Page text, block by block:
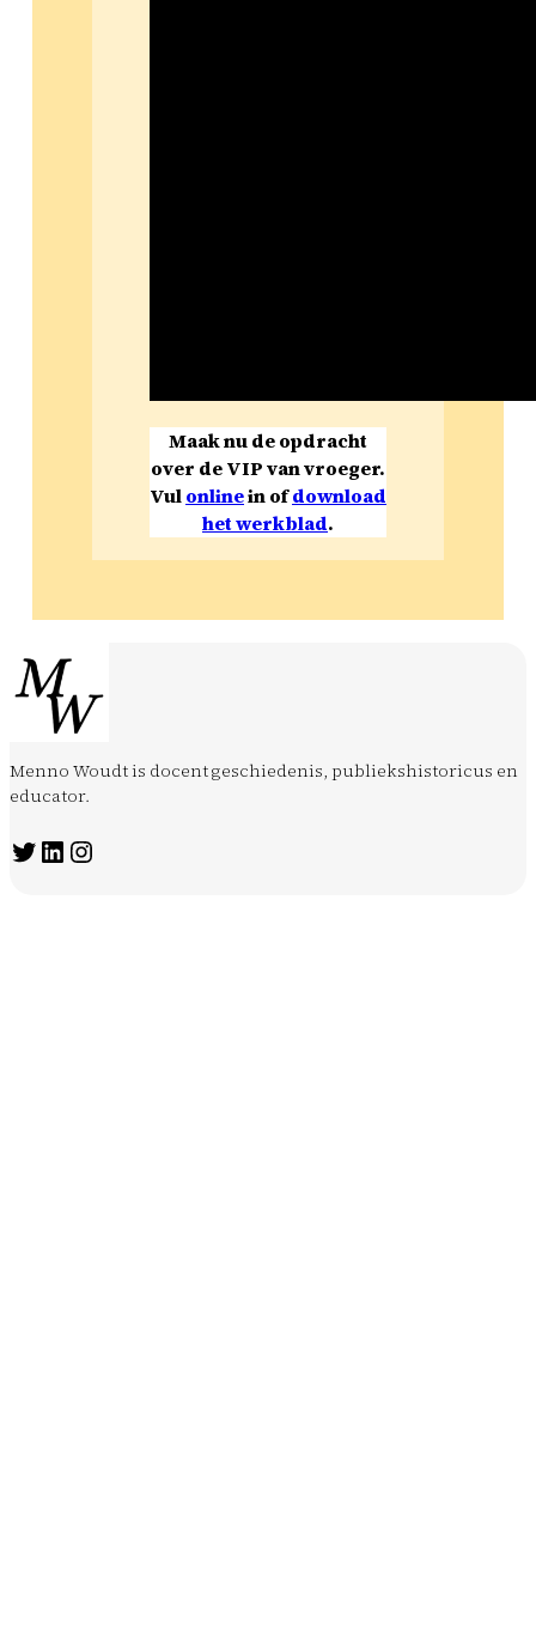
Maak nu de opdracht
over de VIP van vroeger.
Vulonlinein ofdownload
het werkblad.
Menno Woudt is docent geschiedenis, publiekshistoricus en
educator.
Twitter LinkedIn Instagram